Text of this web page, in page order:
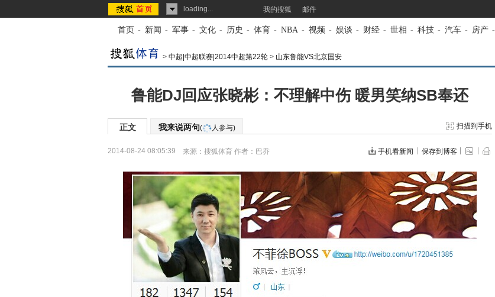
loading... 我的搜狐 邮件
首页 - 新闻 - 军事 - 文化 - 历史 - 体育 - NBA - 视频 - 娱谈 - 财经 - 世相 - 科技 - 汽车 - 房产 -
> 中超|中超联赛|2014中超第22轮 > 山东鲁能VS北京国安
鲁能DJ回应张晓彬：不理解中伤 暖男笑纳SB奉还
正文 我来说两句( 人参与) 扫描到手机
2014-08-24 08:05:39 来源： 搜狐体育 作者：巴乔 手机看新闻 保存到博客